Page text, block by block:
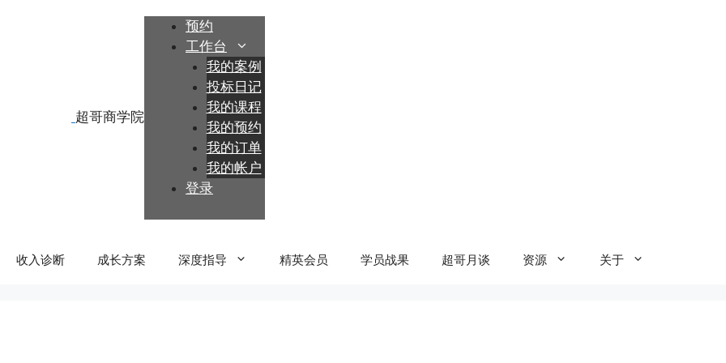
预约
工作台
我的案例
投标日记
我的课程
我的预约
我的订单
我的帐户
登录
收入诊断 成长方案 深度指导 精英会员 学员战果 超哥月谈 资源 关于